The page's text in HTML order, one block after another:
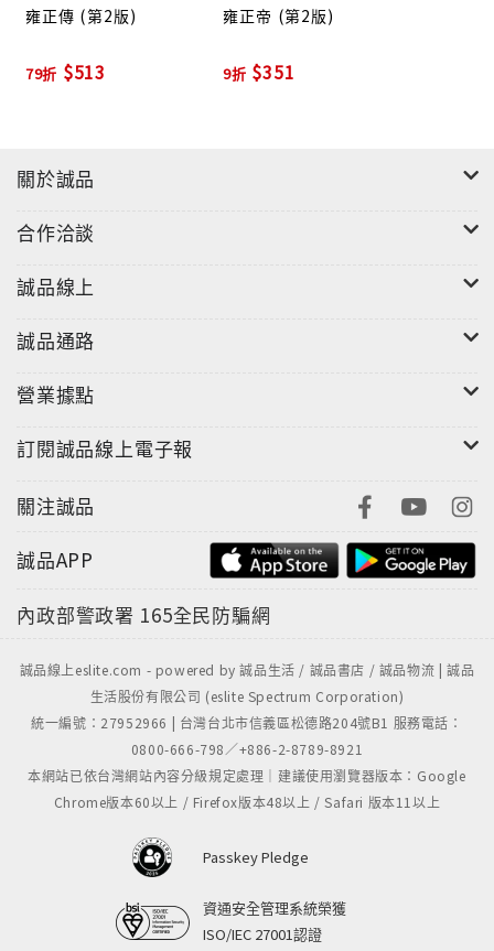
雍正傳 (第2版)
79折 $513
雍正帝 (第2版)
9折 $351
關於誠品
合作洽談
誠品線上
誠品通路
營業據點
訂閱誠品線上電子報
關注誠品
誠品APP
內政部警政署 165全民防騙網
誠品線上eslite.com - powered by 誠品生活 / 誠品書店 / 誠品物流 | 誠品
生活股份有限公司 (eslite Spectrum Corporation)
統一編號：27952966 | 台灣台北市信義區松德路204號B1 服務電話：
0800-666-798／+886-2-8789-8921
本網站已依台灣網站內容分級規定處理｜建議使用瀏覽器版本：Google
Chrome版本60以上 / Firefox版本48以上 / Safari 版本11以上
Passkey Pledge
資通安全管理系統榮獲
ISO/IEC 27001認證